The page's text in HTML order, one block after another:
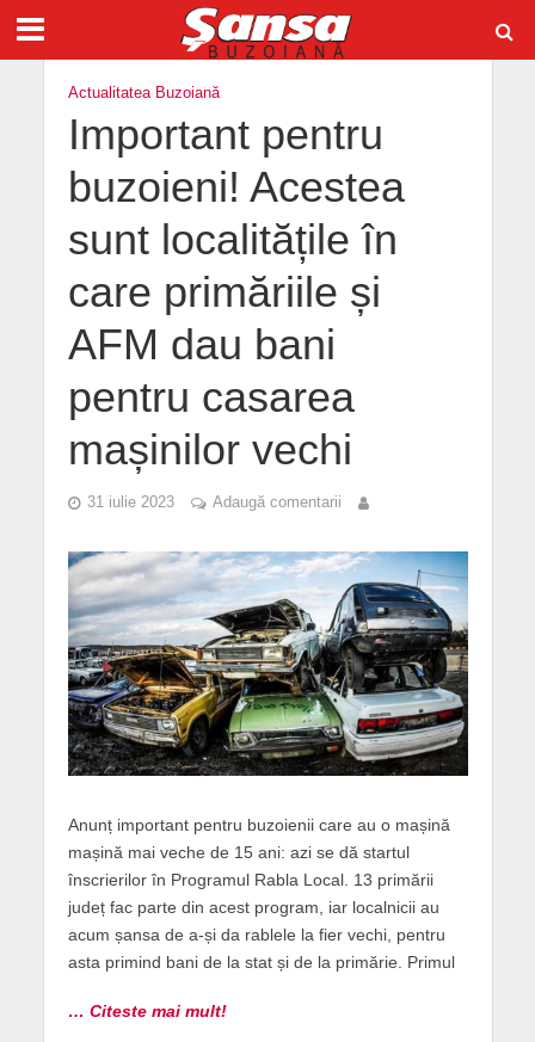
Actualitatea Buzoiană
Important pentru
buzoieni! Acestea
sunt localitățile în
care primăriile și
AFM dau bani
pentru casarea
mașinilor vechi
31 iulie 2023 Adaugă comentarii
Anunț important pentru buzoienii care au o mașină
mașină mai veche de 15 ani: azi se dă startul
înscrierilor în Programul Rabla Local. 13 primării
județ fac parte din acest program, iar localnicii au
acum șansa de a-și da rablele la fier vechi, pentru
asta primind bani de la stat și de la primărie. Primul
… Citeste mai mult!